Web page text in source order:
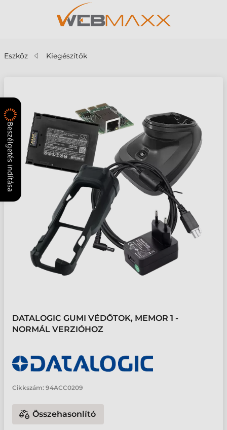
Eszköz Kiegészítők
DATALOGIC GUMI VÉDŐTOK, MEMOR 1 -
NORMÁL VERZIÓHOZ
Cikkszám: 94ACC0209
Összehasonlító
Beszélgetés indítása